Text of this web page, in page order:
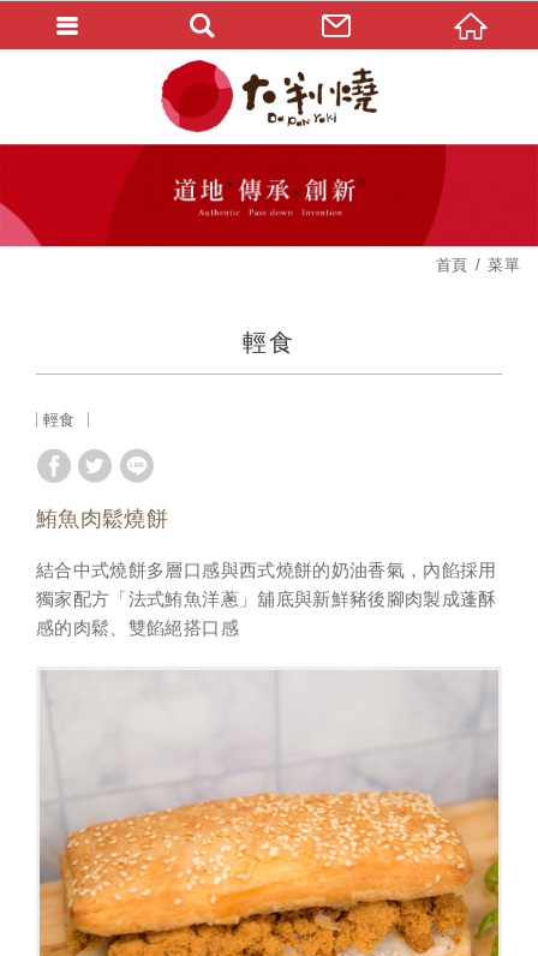
首頁 菜單
輕食
輕食
鮪魚肉鬆燒餅
結合中式燒餅多層口感與西式燒餅的奶油香氣，內餡採用
獨家配方「法式鮪魚洋蔥」舖底與新鮮豬後腳肉製成蓬酥
感的肉鬆、雙餡絕搭口感